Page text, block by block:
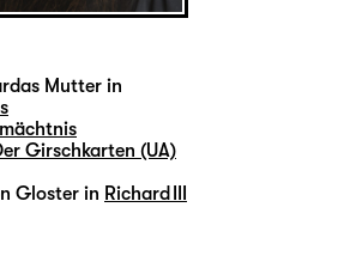
Mutter in
Girschkarten (UA)
Gloster in Richard III